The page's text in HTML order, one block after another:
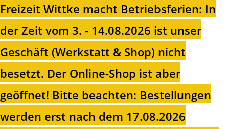
Freizeit Wittke macht Betriebsferien: In
der Zeit vom 3. - 14.08.2026 ist unser
Geschäft (Werkstatt & Shop) nicht
besetzt. Der Online-Shop ist aber
geöffnet! Bitte beachten: Bestellungen
werden erst nach dem 17.08.2026